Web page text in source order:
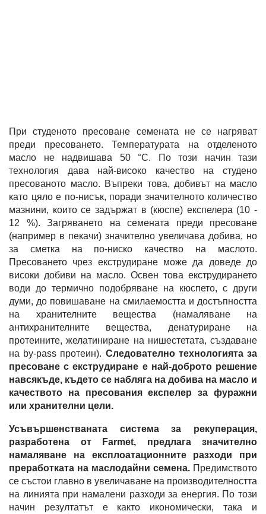
При студеното пресоване семената не се нагряват
преди пресоването. Температурата на отделеното
масло не надвишава 50 °C. По този начин тази
технология дава най-високо качество на студено
пресованото масло. Въпреки това, добивът на масло
като цяло е по-нисък, поради значителното количество
мазнини, които се задържат в (кюспе) експелера (10 -
12 %). Загряването на семената преди пресоване
(например в пекачи) значително увеличава добива, но
за сметка на по-ниско качество на маслото.
Пресоването чрез екструдиране може да доведе до
високи добиви на масло. Освен това екструдирането
води до термично подобряване на кюспето, с други
думи, до повишаване на смилаемостта и достъпността
на хранителните вещества (намаляване на
антихранителните вещества, денатуриране на
протеините, желатиниране на нишестетата, създаване
на by-pass протеин). Следователно технологията за
пресоване с екструдиране е най-доброто решение
навсякъде, където се набляга на добива на масло и
качеството на пресования експелер за фуражни
или хранителни цели.
Усъвършенстваната система за рекуперация,
разработена от Farmet, предлага значително
намаляване на експлоатационните разходи при
преработката на маслодайни семена. Предимството
се състои главно в увеличаване на производителността
на линията при намалени разходи за енергия. По този
начин резултатът е както икономически, така и